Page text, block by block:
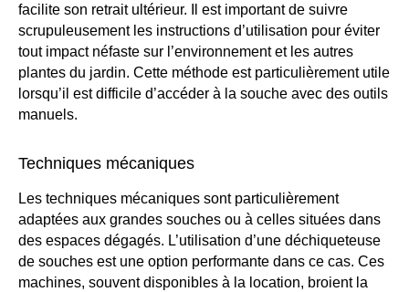
facilite son retrait ultérieur. Il est important de suivre
scrupuleusement les instructions d’utilisation pour éviter
tout impact néfaste sur l’environnement et les autres
plantes du jardin. Cette méthode est particulièrement utile
lorsqu’il est difficile d’accéder à la souche avec des outils
manuels.
Techniques mécaniques
Les techniques mécaniques sont particulièrement
adaptées aux grandes souches ou à celles situées dans
des espaces dégagés. L’utilisation d’une déchiqueteuse
de souches est une option performante dans ce cas. Ces
machines, souvent disponibles à la location, broient la